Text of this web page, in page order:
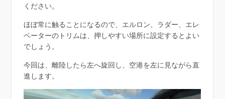
ください。
ほぼ常に触ることになるので、エルロン、ラダー、エレ
ベーターのトリムは、押しやすい場所に設定するとよい
でしょう。
今回は、離陸したら左へ旋回し、空港を左に見ながら直
進します。